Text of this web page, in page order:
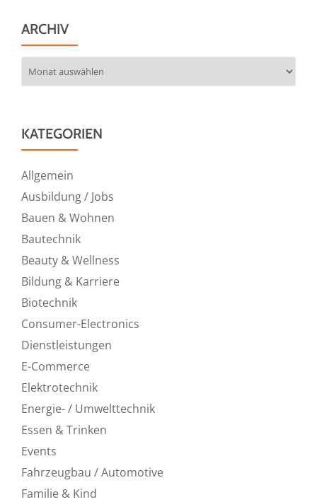
ARCHIV
KATEGORIEN
Allgemein
Ausbildung / Jobs
Bauen & Wohnen
Bautechnik
Beauty & Wellness
Bildung & Karriere
Biotechnik
Consumer-Electronics
Dienstleistungen
E-Commerce
Elektrotechnik
Energie- / Umwelttechnik
Essen & Trinken
Events
Fahrzeugbau / Automotive
Familie & Kind